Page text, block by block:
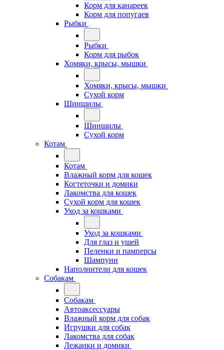
Корм для канареек
Корм для попугаев
Рыбки
Рыбки
Корм для рыбок
Хомяки, крысы, мышки
Хомяки, крысы, мышки
Сухой корм
Шиншилы
Шиншилы
Сухой корм
Котам
Котам
Влажный корм для кошек
Когтеточки и домики
Лакомства для кошек
Сухой корм для кошек
Уход за кошками
Уход за кошками
Для глаз и ушей
Пеленки и памперсы
Шампуни
Наполнители для кошек
Собакам
Собакам
Автоаксессуары
Влажный корм для собак
Игрушки для собак
Лакомства для собак
Лежанки и домики